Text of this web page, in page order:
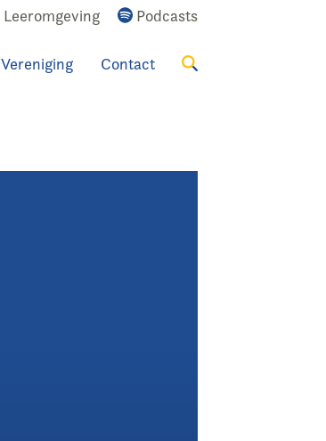
Leeromgeving Podcasts
Vereniging Contact